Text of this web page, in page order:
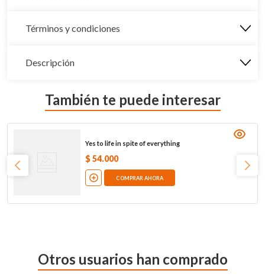
Términos y condiciones
Descripción
También te puede interesar
Yes to life in spite of everything
$ 54.000
COMPRAR AHORA
Otros usuarios han comprado